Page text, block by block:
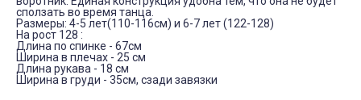
сползать во время танца.
Размеры: 4-5 лет(110-116см) и 6-7 лет (122-128)
На рост 128 :
Длина по спинке - 67см
Ширина в плечах - 25 см
Длина рукава - 18 см
Ширина в груди - 35см, сзади завязки